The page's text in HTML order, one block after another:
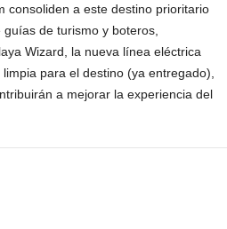
consoliden a este destino prioritario
de turismo y boteros,
Wizard, la nueva línea eléctrica
para el destino (ya entregado),
a mejorar la experiencia del